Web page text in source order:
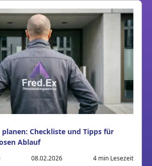
Checkliste und Tipps für
Ablauf
08.02.2026 4 min Lesezeit